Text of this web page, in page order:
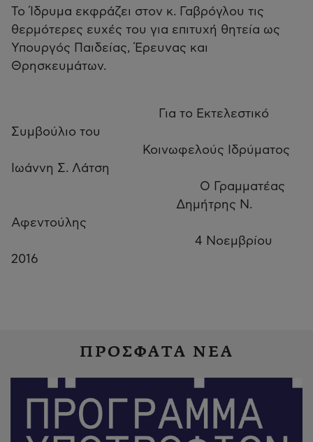
Το Ίδρυμα εκφράζει στον κ. Γαβρόγλου τις
θερμότερες ευχές του για επιτυχή θητεία ως
Υπουργός Παιδείας, Έρευνας και
Θρησκευμάτων.
Για το Εκτελεστικό
Συμβούλιο του
Κοινωφελούς Ιδρύματος
Ιωάννη Σ. Λάτση
Ο Γραμματέας
Δημήτρης Ν.
Αφεντούλης
4 Νοεμβρίου
2016
ΠΡΟΣΦΑΤΑ ΝΕΑ